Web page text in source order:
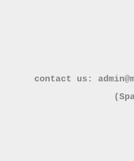
contact us: